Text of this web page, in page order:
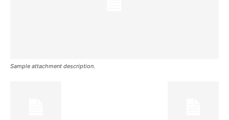
Sample attachment description.